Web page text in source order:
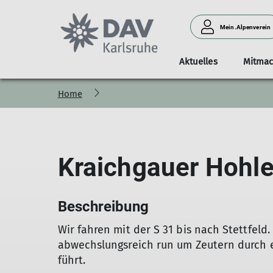
Mein.Alpenverein
Aktuelles
Termine und News
Mitgliedschaft
Organisation
Satzung
Positionen
Gruppen
Seniorengruppe
Naturverträglich Klettern
Fidelitashütte
Tourenportal
Kontakt Geschäftsstelle
Home
Kraichgauer
Beschreibung
Wir fahren mit der S 31 bis nach
abwechslungsreich run um Zeutern
führt.